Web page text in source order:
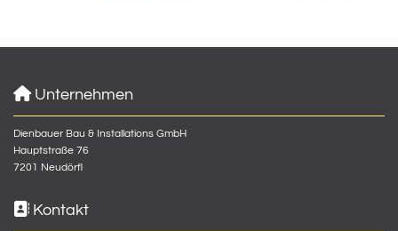
 Unternehmen
Dienbauer Bau & Installations GmbH
Hauptstraße 76
7201 Neudörfl
 Kontakt